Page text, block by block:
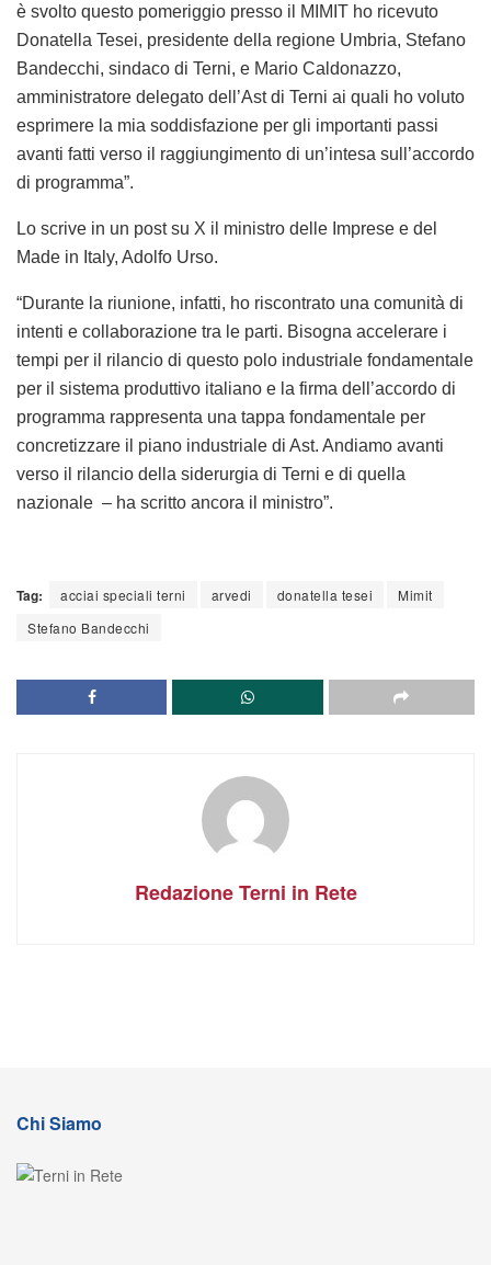
è svolto questo pomeriggio presso il MIMIT ho ricevuto
Donatella Tesei, presidente della regione Umbria, Stefano
Bandecchi, sindaco di Terni, e Mario Caldonazzo,
amministratore delegato dell’Ast di Terni ai quali ho voluto
esprimere la mia soddisfazione per gli importanti passi
avanti fatti verso il raggiungimento di un’intesa sull’accordo
di programma”.
Lo scrive in un post su X il ministro delle Imprese e del
Made in Italy, Adolfo Urso.
“Durante la riunione, infatti, ho riscontrato una comunità di
intenti e collaborazione tra le parti. Bisogna accelerare i
tempi per il rilancio di questo polo industriale fondamentale
per il sistema produttivo italiano e la firma dell’accordo di
programma rappresenta una tappa fondamentale per
concretizzare il piano industriale di Ast. Andiamo avanti
verso il rilancio della siderurgia di Terni e di quella
nazionale – ha scritto ancora il ministro”.
Tag: acciai speciali terni arvedi donatella tesei
Mimit
Stefano Bandecchi
Redazione Terni in Rete
Chi Siamo